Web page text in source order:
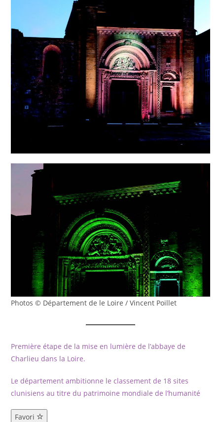
Photos © Département de le Loire / Vincent Poillet
Première étape de la mise en lumière de l’abbaye de
Charlieu dans la Loire.
Le département ambitionne le classement de 18 sites
clunisiens au titre du patrimoine mondiale de l’humanité
Favori